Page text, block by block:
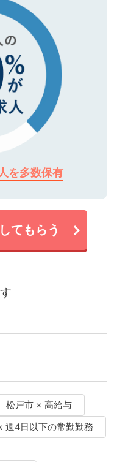
安心ください。
を多数保有
てもらう
松戸市 × 高給与
週4日以下の常勤勤務